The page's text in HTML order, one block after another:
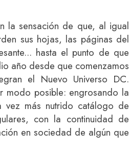
la sensación de que, al igual
sus hojas, las páginas del
hasta el punto de que
año desde que comenzamos
el Nuevo Universo DC.
modo posible: engrosando la
vez más nutrido catálogo de
con la continuidad de
en sociedad de algún que